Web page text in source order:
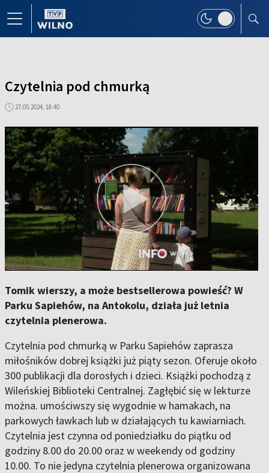
Czytelnia pod chmurką
27.05.2024, 18:40
Tomik wierszy, a może bestsellerowa powieść? W
Parku Sapiehów, na Antokolu, działa już letnia
czytelnia plenerowa.
Czytelnia pod chmurką w Parku Sapiehów zaprasza
miłośników dobrej książki już piąty sezon. Oferuje około
300 publikacji dla dorosłych i dzieci. Książki pochodzą z
Wileńskiej Biblioteki Centralnej. Zagłębić się w lekturze
można. umościwszy się wygodnie w hamakach, na
parkowych ławkach lub w działających tu kawiarniach.
Czytelnia jest czynna od poniedziałku do piątku od
godziny 8.00 do 20.00 oraz w weekendy od godziny
10.00. To nie jedyna czytelnia plenerowa organizowana